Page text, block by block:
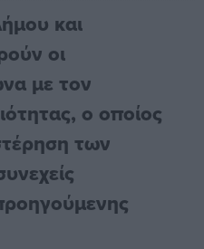
και
οι
με τον
ο οποίος
των